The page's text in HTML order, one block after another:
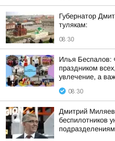
Губернатор
тулякам:
08:30
Илья Беспалов:
праздником
увлечение, а
08:30
Дмитрий
беспилотников